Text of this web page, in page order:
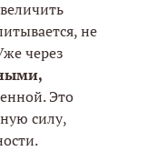
не
через
Это
силу,